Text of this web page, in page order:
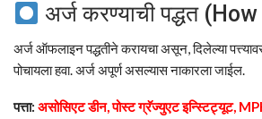
अर्ज करण्याची पद्धत
अर्ज ऑफलाइन पद्धतीने करायचा असून, दिलेल्या
पोचायला हवा. अर्ज अपूर्ण असल्यास नाकारला जाईल.
पत्ता: असोसिएट डीन, पोस्ट ग्रॅज्युएट इन्स्टिट्यूट,